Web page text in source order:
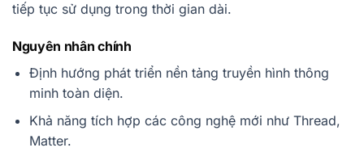
tiếp tục sử dụng trong thời gian dài.
Nguyên nhân chính
Định hướng phát triển nền tảng truyền hình thông
minh toàn diện.
Khả năng tích hợp các công nghệ mới như Thread,
Matter.